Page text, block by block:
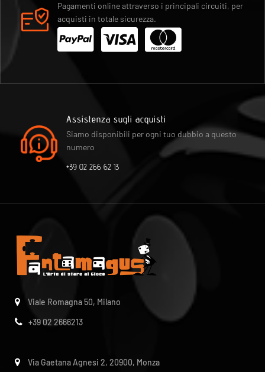
Pagamenti online attraverso i principali circuiti, per
acquisti in totale sicurezza.
Assistenza sugli acquisti
Siamo disponibili per ogni tuo dubbio a questo
numero
+39 02 266 62 13
Viale Romagna 50, Milano
+39 02 2666213
Via Gaetana Agnesi 2, 20900, Monza